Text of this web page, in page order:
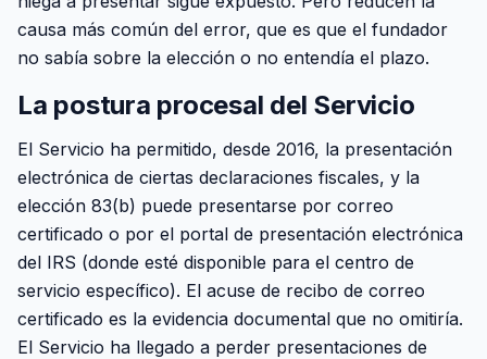
causa más común del error, que es que el fundador
no sabía sobre la elección o no entendía el plazo.
La postura procesal del Servicio
El Servicio ha permitido, desde 2016, la presentación
electrónica de ciertas declaraciones fiscales, y la
elección 83(b) puede presentarse por correo
certificado o por el portal de presentación electrónica
del IRS (donde esté disponible para el centro de
servicio específico). El acuse de recibo de correo
certificado es la evidencia documental que no omitiría.
El Servicio ha llegado a perder presentaciones de